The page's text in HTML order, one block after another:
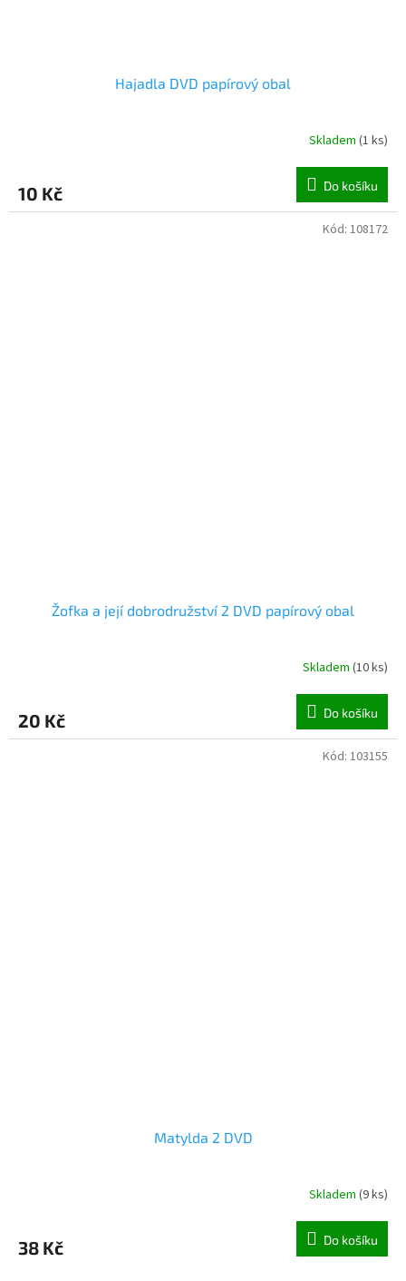
Hajadla DVD papírový obal
Skladem (1 ks)
10 Kč Do košíku
Žofka a její dobrodružství 2 DVD papírový obal
Skladem (10 ks)
20 Kč Do košíku
Kód: 108172
Matylda 2 DVD
Skladem (9 ks)
38 Kč Do košíku
Kód: 103155